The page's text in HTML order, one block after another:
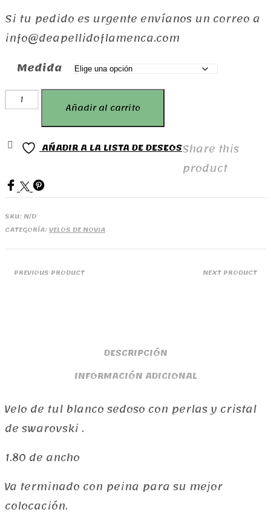
Si tu pedido es urgente envíanos un correo a
info@deapellidoflamenca.com
Medida
Velo
cantidad
Añadir al carrito
AÑADIR A LA LISTA DE DESEOSShare this
product
SKU: N/D
CATEGORÍA:VELOS DE NOVIA
PREVIOUS PRODUCT NEXT PRODUCT
DESCRIPCIÓN
INFORMACIÓN ADICIONAL
Velo de tul blanco sedoso con perlas y cristal
de swarovski .
1.80 de ancho
Va terminado con peina para su mejor
colocación.